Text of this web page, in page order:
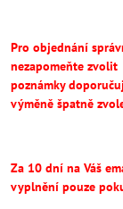
Pro objednání
nezapomeňte zvolit
poznámky
výměně špatně
Za 10 dní na Váš
vyplnění pouze